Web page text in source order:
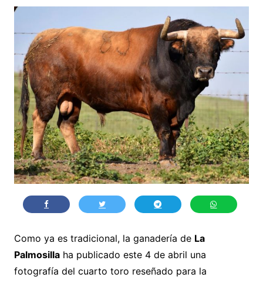
Como ya es tradicional, la ganadería de La
Palmosillaha publicado este 4 de abril una
fotografía del cuarto toro reseñado para la